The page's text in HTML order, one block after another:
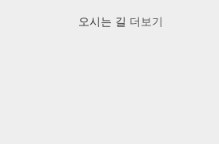
오시는 길 더보기